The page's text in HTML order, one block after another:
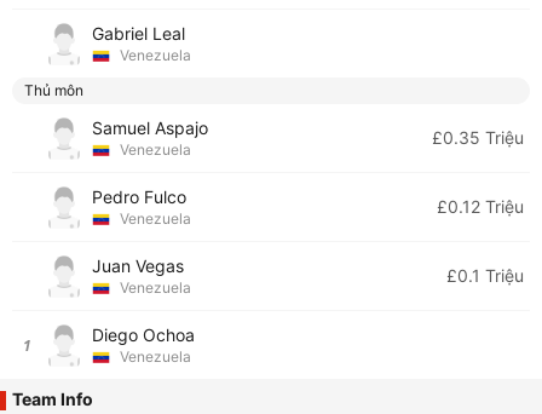
Gabriel Leal
Venezuela
Thủ môn
Samuel Aspajo
Venezuela
£0.35 Triệu
Pedro Fulco
Venezuela
£0.12 Triệu
Juan Vegas
Venezuela
£0.1 Triệu
1 Diego Ochoa
Venezuela
Team Info